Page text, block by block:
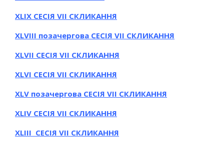
ХLІХ СЕСІЯ VII СКЛИКАННЯ
ХLVІІІ позачергова СЕСІЯ VII СКЛИКАННЯ
ХLVІІ СЕСІЯ VII СКЛИКАННЯ
ХLVІ СЕСІЯ VII СКЛИКАННЯ
ХLV позачергова СЕСІЯ VII СКЛИКАННЯ
ХLІV СЕСІЯ VII СКЛИКАННЯ
ХLІІІ СЕСІЯ VII СКЛИКАННЯ